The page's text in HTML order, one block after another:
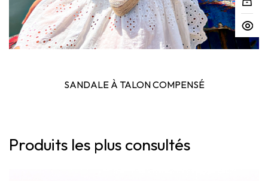
SANDALE À TALON COMPENSÉ
Produits les plus consultés